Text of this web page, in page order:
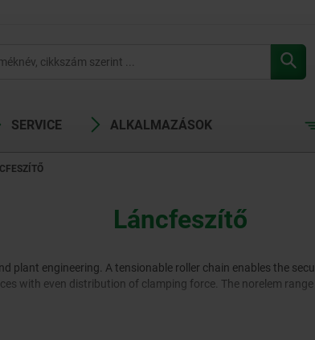
SERVICE ALKALMAZÁSOK
Láncfeszítő
plant engineering. A tensionable roller chain enables the
with even distribution of clamping force. The norelem